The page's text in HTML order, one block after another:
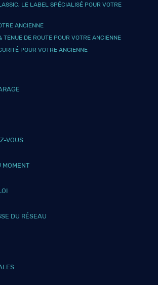
LE LABEL SPÉCIALISÉ POUR VOTRE
ANCIENNE
TENUE DE ROUTE POUR VOTRE ANCIENNE
POUR VOTRE ANCIENNE
VOUS
MOMENT
DU RÉSEAU